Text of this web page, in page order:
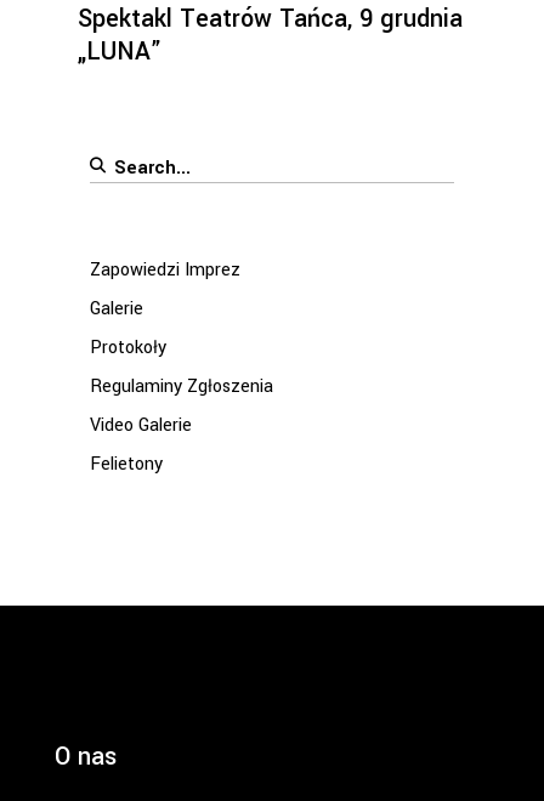
Spektakl Teatrów Tańca, 9 grudnia
„LUNA”
Search
Zapowiedzi Imprez
Galerie
Protokoły
Regulaminy Zgłoszenia
Video Galerie
Felietony
O nas